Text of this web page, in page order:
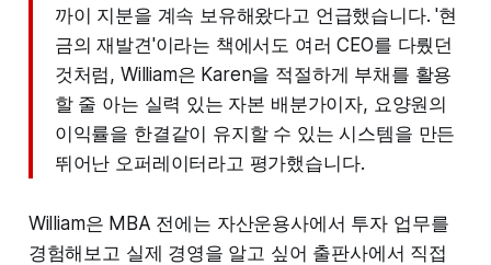
까이 지분을 계속 보유해왔다고 언급했습니다. '현
금의 재발견'이라는 책에서도 여러 CEO를 다뤘던
것처럼, William은 Karen을 적절하게 부채를 활용
할 줄 아는 실력 있는 자본 배분가이자, 요양원의
이익률을 한결같이 유지할 수 있는 시스템을 만든
뛰어난 오퍼레이터라고 평가했습니다.
William은 MBA 전에는 자산운용사에서 투자 업무를
경험해보고 실제 경영을 알고 싶어 출판사에서 직접